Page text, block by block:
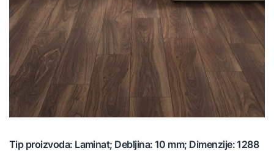
Tip proizvoda: Laminat; Debljina: 10 mm; Dimenzije: 1288